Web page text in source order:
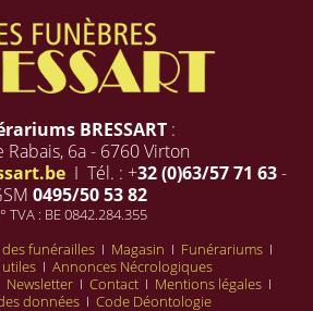
BRESSART :
Rabais, 6a - 6760 Virton
I Tél. : +32 (0)63/57 71 63-
0495/50 53 82
TVA : BE 0842.284.355
funérailles I Magasin I Funérariums I
I Annonces Nécrologiques
Newsletter I Contact I Mentions légales I
données I Code Déontologie